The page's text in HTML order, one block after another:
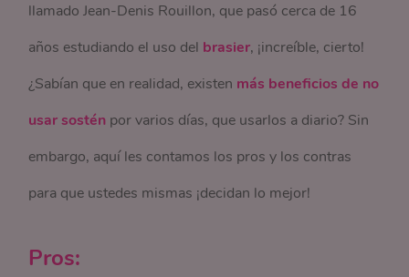
llamado Jean-Denis Rouillon, que pasó cerca de 16
años estudiando el uso del brasier, ¡increíble, cierto!
¿Sabían que en realidad, existen más beneficios de no
usar sostén por varios días, que usarlos a diario? Sin
embargo, aquí les contamos los pros y los contras
para que ustedes mismas ¡decidan lo mejor!
Pros: